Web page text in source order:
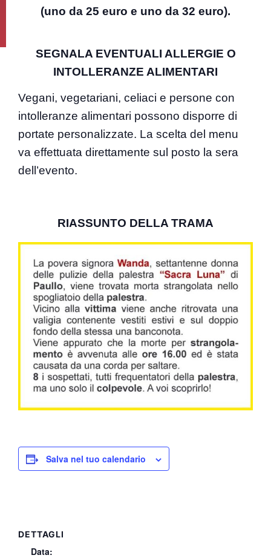
(uno da 25 euro e uno da 32 euro).
SEGNALA EVENTUALI ALLERGIE O
INTOLLERANZE ALIMENTARI
Vegani, vegetariani, celiaci e persone con
intolleranze alimentari possono disporre di
portate personalizzate. La scelta del menu
va effettuata direttamente sul posto la sera
dell’evento.
RIASSUNTO DELLA TRAMA
Salva nel tuo calendario
DETTAGLI
Data: